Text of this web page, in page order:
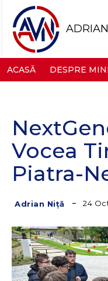
ACASĂ DESPRE
Vocea
Piatra-
Adrian Niță 24